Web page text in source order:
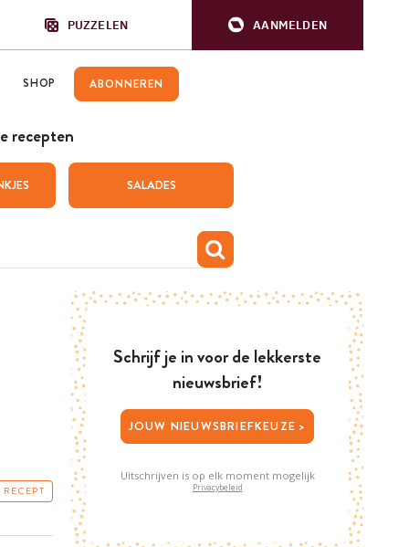
PUZZELEN AANMELDEN
SHOP ABONNEREN
recepten
SALADES
Schrijf je in voor de lekkerste
nieuwsbrief!
JOUW NIEUWSBRIEFKEUZE >
Uitschrijven is op elk moment mogelijk
Privacybeleid